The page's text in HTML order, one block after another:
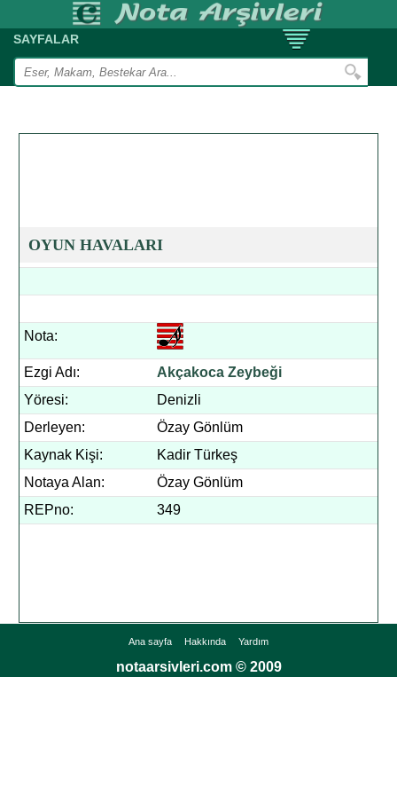
SAYFALAR
OYUN HAVALARI
Nota:
Ezgi Adı:
Akçakoca Zeybeği
Yöresi:
Denizli
Derleyen:
Özay Gönlüm
Kaynak Kişi:
Kadir Türkeş
Notaya Alan:
Özay Gönlüm
REPno:
349
Ana sayfa Hakkında Yardım
notaarsivleri.com © 2009